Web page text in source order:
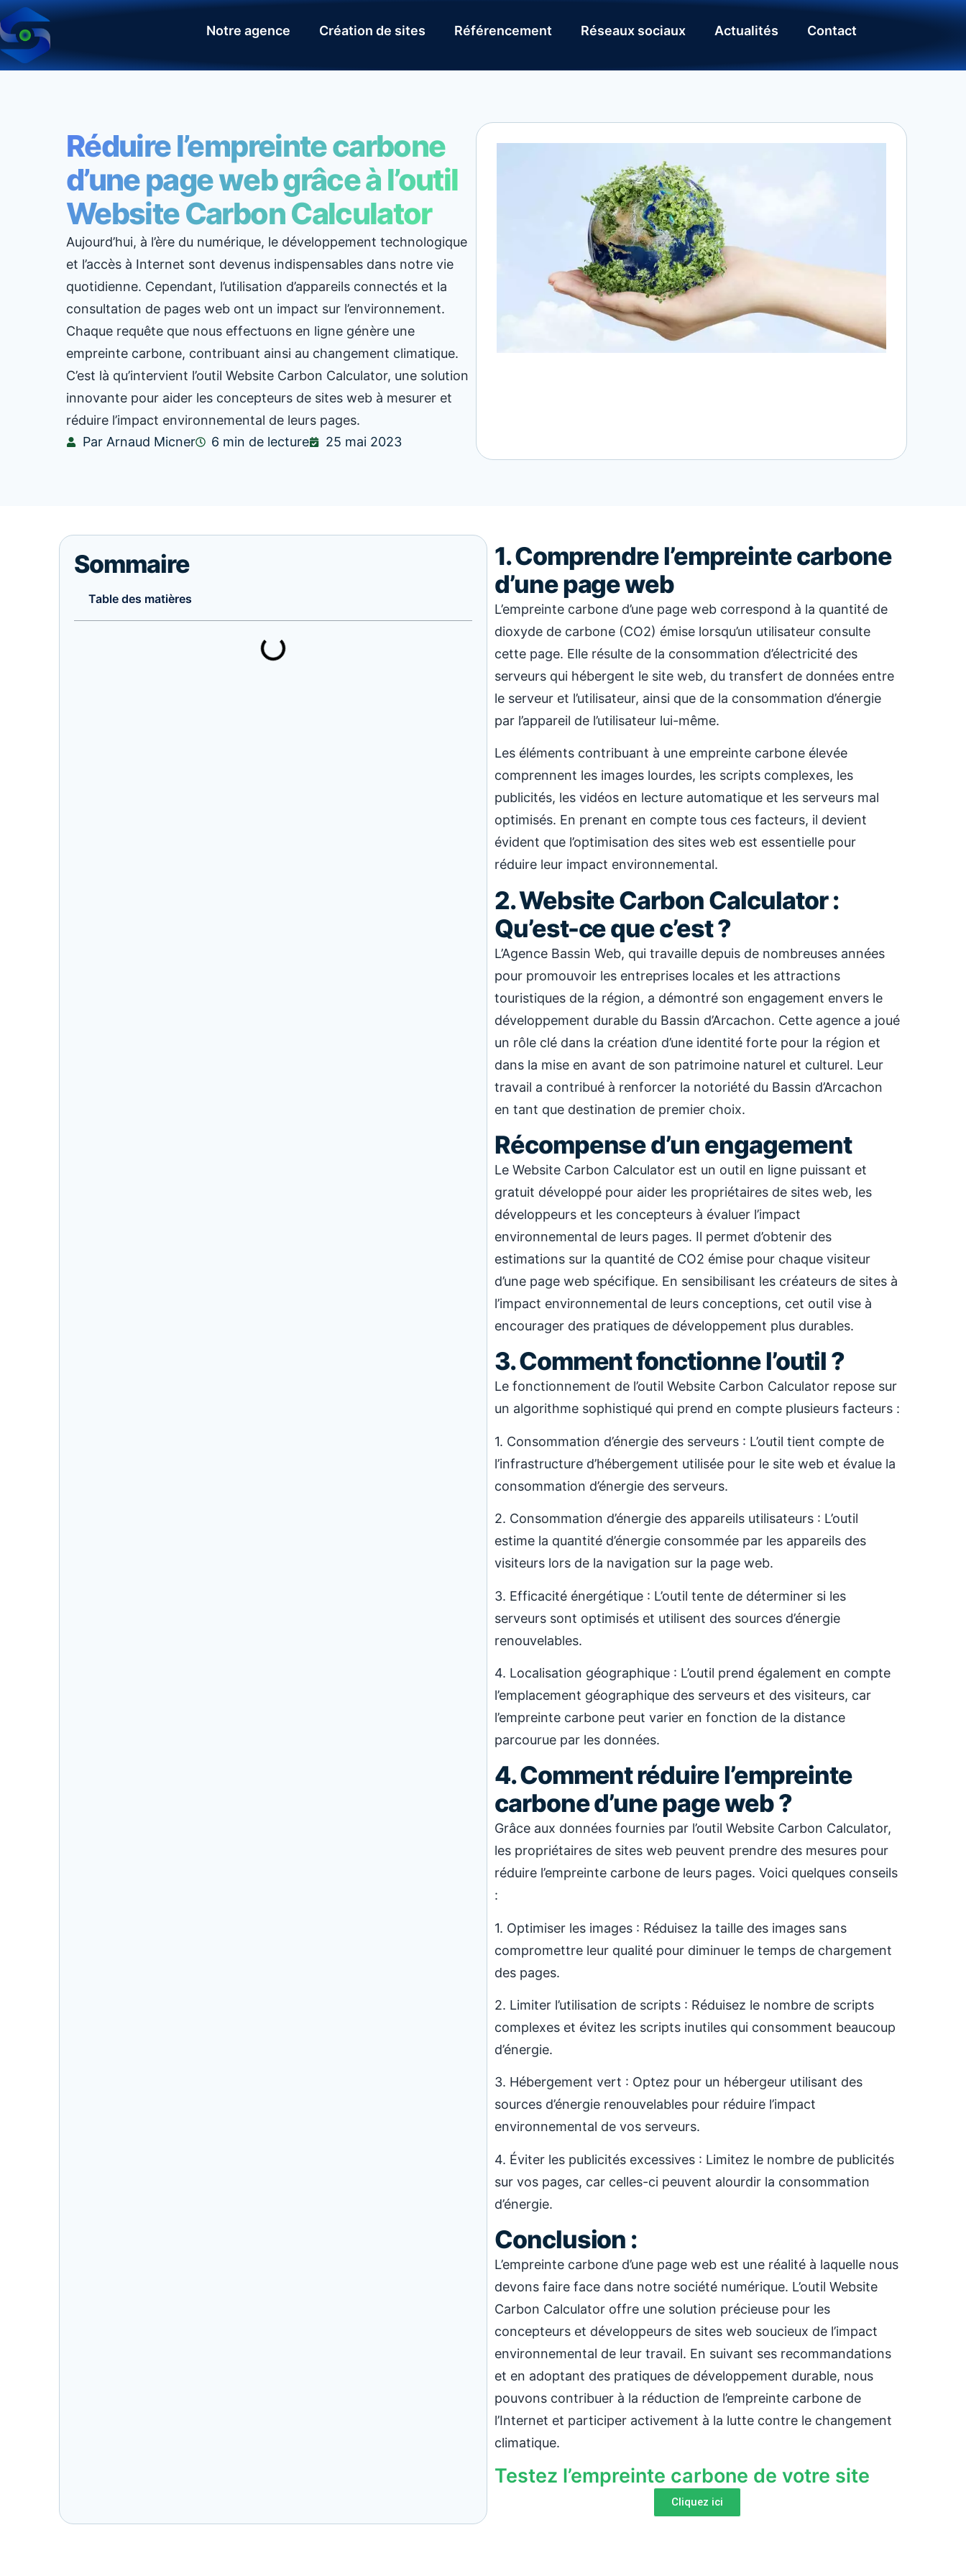
Notre agence Création de sites Référencement Réseaux sociaux Actualités Contact
Réduire l’empreinte carbone
d’une page web grâce à l’outil
Website Carbon Calculator
Aujourd’hui, à l’ère du numérique, le développement technologique
et l’accès à Internet sont devenus indispensables dans notre vie
quotidienne. Cependant, l’utilisation d’appareils connectés et la
consultation de pages web ont un impact sur l’environnement.
Chaque requête que nous effectuons en ligne génère une
empreinte carbone, contribuant ainsi au changement climatique.
C’est là qu’intervient l’outil Website Carbon Calculator, une solution
innovante pour aider les concepteurs de sites web à mesurer et
réduire l’impact environnemental de leurs pages.
Par Arnaud Micner
6 min de lecture 25 mai 2023
Sommaire
Table des matières
1. Comprendre l’empreinte carbone
d’une page web
L’empreinte carbone d’une page web correspond à la quantité de
dioxyde de carbone (CO2) émise lorsqu’un utilisateur consulte
cette page. Elle résulte de la consommation d’électricité des
serveurs qui hébergent le site web, du transfert de données entre
le serveur et l’utilisateur, ainsi que de la consommation d’énergie
par l’appareil de l’utilisateur lui-même.
Les éléments contribuant à une empreinte carbone élevée
comprennent les images lourdes, les scripts complexes, les
publicités, les vidéos en lecture automatique et les serveurs mal
optimisés. En prenant en compte tous ces facteurs, il devient
évident que l’optimisation des sites web est essentielle pour
réduire leur impact environnemental.
2. Website Carbon Calculator :
Qu’est-ce que c’est ?
L’Agence Bassin Web, qui travaille depuis de nombreuses années
pour promouvoir les entreprises locales et les attractions
touristiques de la région, a démontré son engagement envers le
développement durable du Bassin d’Arcachon. Cette agence a joué
un rôle clé dans la création d’une identité forte pour la région et
dans la mise en avant de son patrimoine naturel et culturel. Leur
travail a contribué à renforcer la notoriété du Bassin d’Arcachon
en tant que destination de premier choix.
Récompense d’un engagement
Le Website Carbon Calculator est un outil en ligne puissant et
gratuit développé pour aider les propriétaires de sites web, les
développeurs et les concepteurs à évaluer l’impact
environnemental de leurs pages. Il permet d’obtenir des
estimations sur la quantité de CO2 émise pour chaque visiteur
d’une page web spécifique. En sensibilisant les créateurs de sites à
l’impact environnemental de leurs conceptions, cet outil vise à
encourager des pratiques de développement plus durables.
3. Comment fonctionne l’outil ?
Le fonctionnement de l’outil Website Carbon Calculator repose sur
un algorithme sophistiqué qui prend en compte plusieurs facteurs :
1. Consommation d’énergie des serveurs : L’outil tient compte de
l’infrastructure d’hébergement utilisée pour le site web et évalue la
consommation d’énergie des serveurs.
2. Consommation d’énergie des appareils utilisateurs : L’outil
estime la quantité d’énergie consommée par les appareils des
visiteurs lors de la navigation sur la page web.
3. Efficacité énergétique : L’outil tente de déterminer si les
serveurs sont optimisés et utilisent des sources d’énergie
renouvelables.
4. Localisation géographique : L’outil prend également en compte
l’emplacement géographique des serveurs et des visiteurs, car
l’empreinte carbone peut varier en fonction de la distance
parcourue par les données.
4. Comment réduire l’empreinte
carbone d’une page web ?
Grâce aux données fournies par l’outil Website Carbon Calculator,
les propriétaires de sites web peuvent prendre des mesures pour
réduire l’empreinte carbone de leurs pages. Voici quelques conseils
:
1. Optimiser les images : Réduisez la taille des images sans
compromettre leur qualité pour diminuer le temps de chargement
des pages.
2. Limiter l’utilisation de scripts : Réduisez le nombre de scripts
complexes et évitez les scripts inutiles qui consomment beaucoup
d’énergie.
3. Hébergement vert : Optez pour un hébergeur utilisant des
sources d’énergie renouvelables pour réduire l’impact
environnemental de vos serveurs.
4. Éviter les publicités excessives : Limitez le nombre de publicités
sur vos pages, car celles-ci peuvent alourdir la consommation
d’énergie.
Conclusion :
L’empreinte carbone d’une page web est une réalité à laquelle nous
devons faire face dans notre société numérique. L’outil Website
Carbon Calculator offre une solution précieuse pour les
concepteurs et développeurs de sites web soucieux de l’impact
environnemental de leur travail. En suivant ses recommandations
et en adoptant des pratiques de développement durable, nous
pouvons contribuer à la réduction de l’empreinte carbone de
l’Internet et participer activement à la lutte contre le changement
climatique.
Testez l’empreinte carbone de votre site
Cliquez ici